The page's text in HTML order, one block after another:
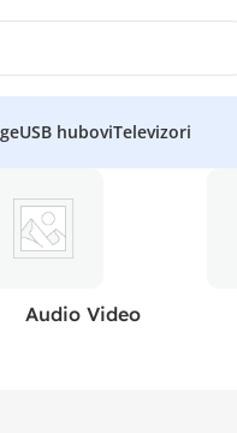
USB huboviTelevizori
Audio Video